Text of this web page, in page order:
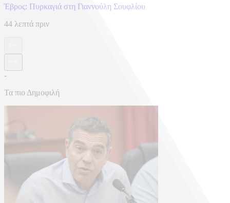
Έβρος: Πυρκαγιά στη Γιαννούλη Σουφλίου
44 λεπτά πριν
-
Τα πιο Δημοφιλή